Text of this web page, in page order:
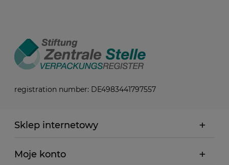
registration number: DE4983441797557
Sklep internetowy
Moje konto